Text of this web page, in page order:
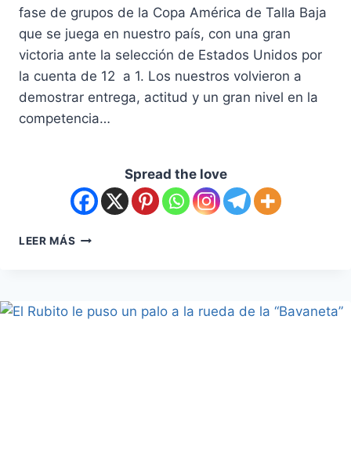
fase de grupos de la Copa América de Talla Baja
que se juega en nuestro país, con una gran
victoria ante la selección de Estados Unidos por
la cuenta de 12 a 1. Los nuestros volvieron a
demostrar entrega, actitud y un gran nivel en la
competencia…
Spread the love
LEER MÁS